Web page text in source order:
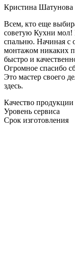
Кристина Шатунова
Всем, кто еще
советую Кухни мол!
спальню. Начиная с
монтажом никаких
быстро и
Огромное спасибо
Это мастер своего
здесь.
Качество продукции
Уровень сервиса
Срок изготовления